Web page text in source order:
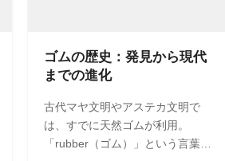
ゴムの歴史：発見から現代
までの進化
古代マヤ文明やアステカ文明で
は、すでに天然ゴムが利用。
「rubber（ゴム）」という言葉